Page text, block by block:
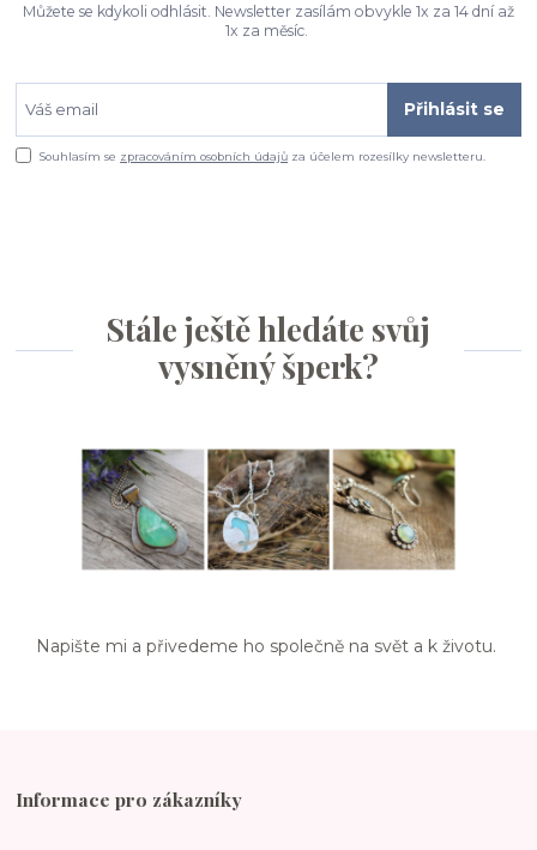
Můžete se kdykoli odhlásit. Newsletter zasílám obvykle 1x za 14 dní až
1x za měsíc.
Přihlásit se
Souhlasím se zpracováním osobních údajů za účelem rozesílky newsletteru.
Stále ještě hledáte svůj
vysněný šperk?
Napište mi a přivedeme ho společně na svět a k životu.
Informace pro zákazníky